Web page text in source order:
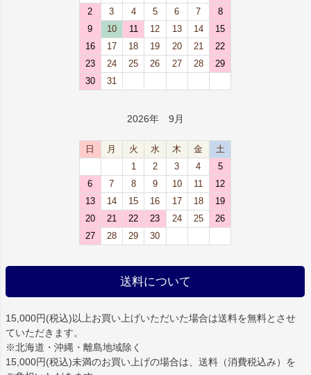
2
3 4 5 6 7
8
9
10 11 12 13 14
15
16
17 18 19 20 21
22
23
24 25 26 27 28
29
30
31
2026年 9月
日 月 火 水 木 金
土
1
2 3 4
5
6
7 8 9 10 11
12
13
14 15 16 17 18
19
20
21 22 23 24 25
26
27
28 29 30
送料について
15,000円(税込)以上お買い上げいただいた場合は送料を無料とさせ
ていただきます。
※北海道・沖縄・離島地域除く
15,000円(税込)未満のお買い上げの場合は、送料（消費税込み）を